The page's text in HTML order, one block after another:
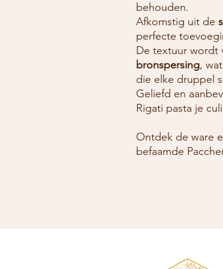
behouden.
Afkomstig uit de
perfecte
De textuur wordt
bronspersing,
die elke druppel
Geliefd en
Rigati pasta je
Ontdek de ware
befaamde